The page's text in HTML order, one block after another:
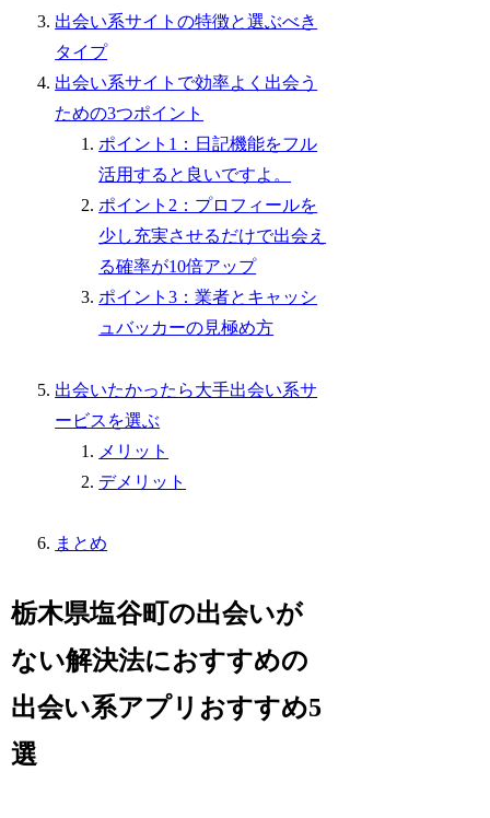
出会い系サイトの特徴と選ぶべき
タイプ
出会い系サイトで効率よく出会う
ための3つポイント
ポイント1：日記機能をフル
活用すると良いですよ。
ポイント2：プロフィールを
少し充実させるだけで出会え
る確率が10倍アップ
ポイント3：業者とキャッシ
ュバッカーの見極め方
出会いたかったら大手出会い系サ
ービスを選ぶ
メリット
デメリット
まとめ
栃木県塩谷町の出会いが
ない解決法におすすめの
出会い系アプリおすすめ5
選